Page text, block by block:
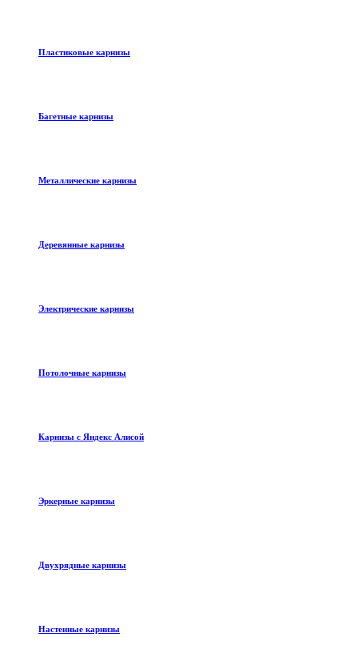
Пластиковые карнизы
Багетные карнизы
Металлические карнизы
Деревянные карнизы
Электрические карнизы
Потолочные карнизы
Карнизы с Яндекс Алисой
Эркерные карнизы
Двухрядные карнизы
Настенные карнизы